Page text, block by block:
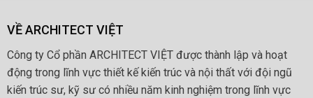
VỀ ARCHITECT VIỆT
Công ty Cổ phần ARCHITECT VIỆT được thành lập và hoạt
động trong lĩnh vực thiết kế kiến trúc và nội thất với đội ngũ
kiến trúc sư, kỹ sư có nhiều năm kinh nghiệm trong lĩnh vực